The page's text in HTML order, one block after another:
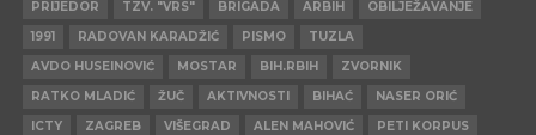
PRIJEDOR
TZV. "VRS" BRIGADA ARBIH
OBILJEŽAVANJE
1991
RADOVAN KARADŽIĆ PISMO
TUZLA
AVDO HUSEINOVIĆ
MOSTAR BIH.RBIH
ZVORNIK
RATKO MLADIĆ
ŽUČ AKTIVNOSTI BIHAĆ
NASER ORIĆ
ICTY
ZAGREB VIŠEGRAD ALEN MAHOVIĆ
PETI KORPUS